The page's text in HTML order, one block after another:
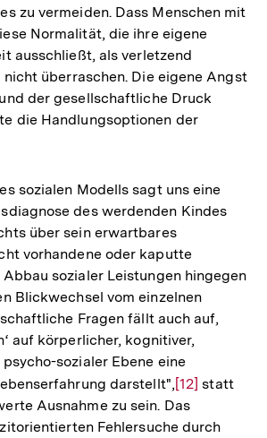
zu vermeiden. Dass Menschen mit
Normalität, die ihre eigene
ausschließt, als verletzend
überraschen. Die eigene Angst
der gesellschaftliche Druck
die Handlungsoptionen der
sozialen Modells sagt uns eine
des werdenden Kindes
über sein erwartbares
vorhandene oder kaputte
sozialer Leistungen hingegen
Blickwechsel vom einzelnen
Fragen fällt auch auf,
auf körperlicher, kognitiver,
sozialer Ebene eine
darstellt",Zur
Auflösung
der
[12] statt
Ausnahme zu sein. Das
Fehlersuche durch